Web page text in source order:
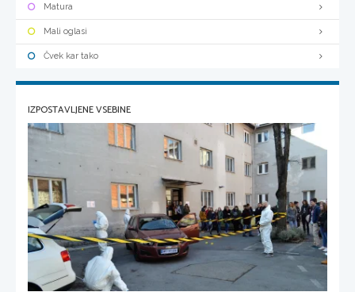
Matura
Mali oglasi
Čvek kar tako
IZPOSTAVLJENE VSEBINE